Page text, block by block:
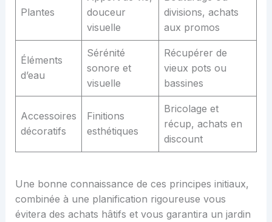
Plantes
douceur
visuelle
divisions, achats
aux promos
Éléments
d’eau
Sérénité
sonore et
visuelle
Récupérer de
vieux pots ou
bassines
Accessoires
décoratifs
Finitions
esthétiques
Bricolage et
récup, achats en
discount
Une bonne connaissance de ces principes initiaux,
combinée à une planification rigoureuse vous
évitera des achats hâtifs et vous garantira un jardin